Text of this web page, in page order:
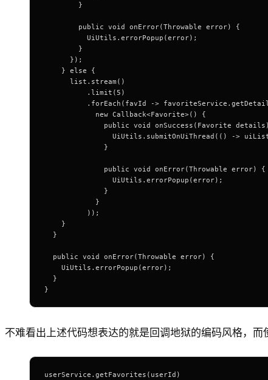
        }
        public void onError(Throwable error) {
          UiUtils.errorPopup(error);
        }
      });
    } else {
      list.stream()
          .limit(5)
.forEach(favId ->
            new Callback<Favorite>() {
public void onSuccess(Favorite
UiUtils.submitOnUiThread(() ->
              }
              public void onError(Throwable error) {
                UiUtils.errorPopup(error);
              }
            }
          ));
    }
  }
  public void onError(Throwable error) {
    UiUtils.errorPopup(error);
  }
}
不难看出上述代码想表达的就是回调地狱的编码风格，而
userService.getFavorites(userId)